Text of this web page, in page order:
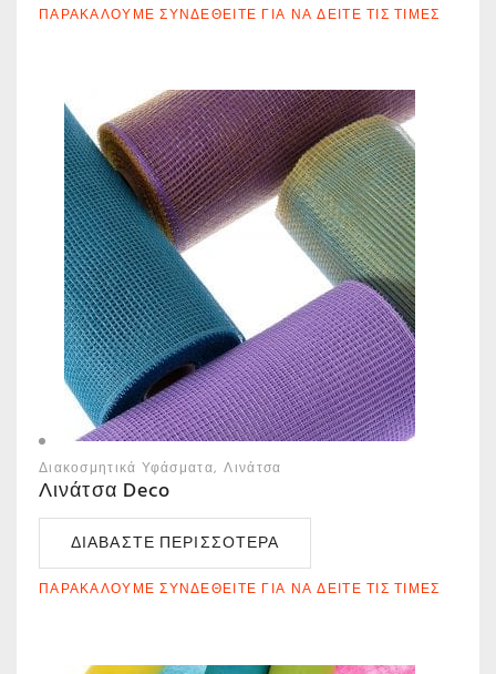
ΠΑΡΑΚΑΛΟΎΜΕ ΣΥΝΔΕΘΕΊΤΕ ΓΙΑ ΝΑ ΔΕΊΤΕ ΤΙΣ ΤΙΜΈΣ
Διακοσμητικά Υφάσματα Λινάτσα
Λινάτσα Deco
ΔΙΑΒΆΣΤΕ ΠΕΡΙΣΣΌΤΕΡΑ
ΠΑΡΑΚΑΛΟΎΜΕ ΣΥΝΔΕΘΕΊΤΕ ΓΙΑ ΝΑ ΔΕΊΤΕ ΤΙΣ ΤΙΜΈΣ